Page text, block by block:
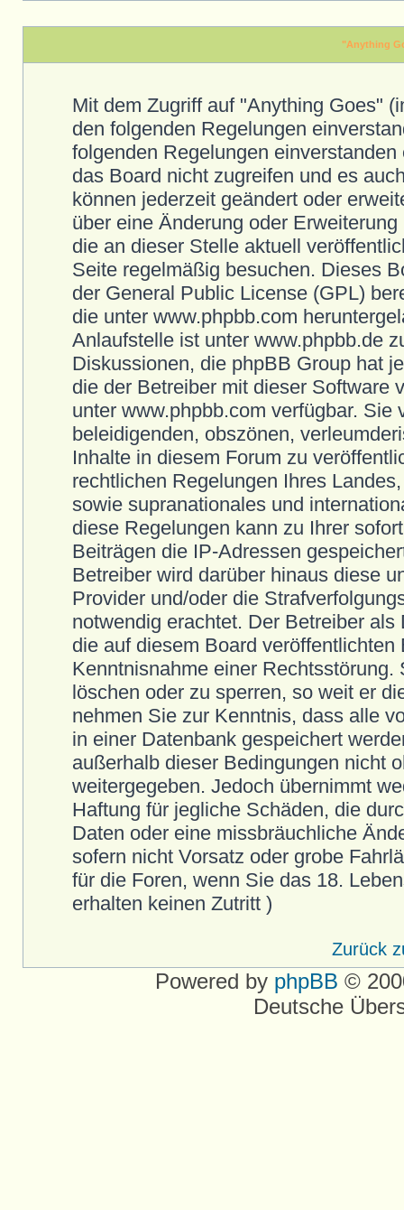
"Anything
Mit dem Zugriff auf "Anything Goes"
den folgenden Regelungen
folgenden Regelungen
das Board nicht zugreifen und es
können jederzeit geändert oder
über eine Änderung oder
die an dieser Stelle aktuell
Seite regelmäßig besuchen. Dieses
der General Public License (GPL)
die unter www.phpbb.com
Anlaufstelle ist unter www.phpbb.de
Diskussionen, die phpBB Group hat
die der Betreiber mit dieser Software
unter www.phpbb.com verfügbar.
beleidigenden, obszönen,
Inhalte in diesem Forum zu
rechtlichen Regelungen Ihres
sowie supranationales und
diese Regelungen kann zu Ihrer
Beiträgen die IP-Adressen
Betreiber wird darüber hinaus diese
Provider und/oder die
notwendig erachtet. Der Betreiber
die auf diesem Board
Kenntnisnahme einer
löschen oder zu sperren, so weit er
nehmen Sie zur Kenntnis, dass alle
in einer Datenbank gespeichert
außerhalb dieser Bedingungen nicht
weitergegeben. Jedoch übernimmt
Haftung für jegliche Schäden, die
Daten oder eine missbräuchliche
sofern nicht Vorsatz oder grobe
für die Foren, wenn Sie das 18.
erhalten keinen Zutritt )
Zurück
Powered by phpBB ©
Deutsche